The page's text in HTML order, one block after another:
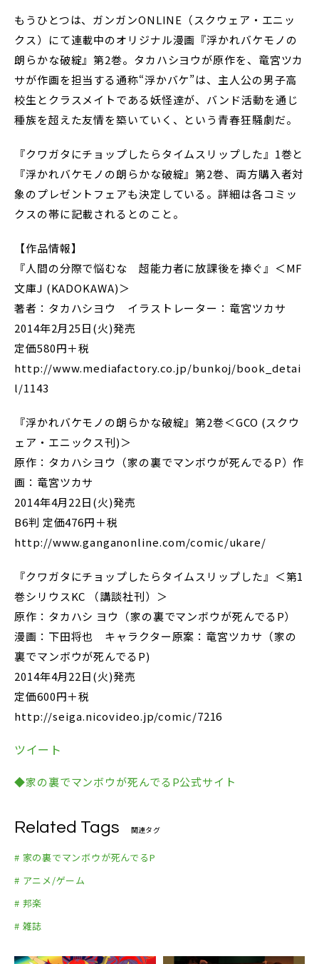
もうひとつは、ガンガンONLINE（スクウェア・エニッ
クス）にて連載中のオリジナル漫画『浮かれバケモノの
朗らかな破綻』第2巻。タカハシヨウが原作を、竜宮ツカ
サが作画を担当する通称“浮かバケ”は、主人公の男子高
校生とクラスメイトである妖怪達が、バンド活動を通じ
種族を超えた友情を築いていく、という青春狂騒劇だ。
『クワガタにチョップしたらタイムスリップした』1巻と
『浮かれバケモノの朗らかな破綻』第2巻、両方購入者対
象のプレゼントフェアも決定している。詳細は各コミッ
クスの帯に記載されるとのこと。
【作品情報】
『人間の分際で悩むな 超能力者に放課後を捧ぐ』＜MF
文庫J (KADOKAWA)＞
著者：タカハシヨウ イラストレーター：竜宮ツカサ
2014年2月25日(火)発売
定価580円＋税
http://www.mediafactory.co.jp/bunkoj/book_detai
l/1143
『浮かれバケモノの朗らかな破綻』第2巻＜GCO (スクウ
ェア・エニックス刊)＞
原作：タカハシヨウ（家の裏でマンボウが死んでるP）作
画：竜宮ツカサ
2014年4月22日(火)発売
B6判 定価476円＋税
http://www.ganganonline.com/comic/ukare/
『クワガタにチョップしたらタイムスリップした』＜第1
巻シリウスKC （講談社刊）＞
原作：タカハシ ヨウ（家の裏でマンボウが死んでるP）
漫画：下田将也 キャラクター原案：竜宮ツカサ（家の
裏でマンボウが死んでるP)
2014年4月22日(火)発売
定価600円＋税
http://seiga.nicovideo.jp/comic/7216
ツイート
◆家の裏でマンボウが死んでるP公式サイト
Related Tags 関連タグ
# 家の裏でマンボウが死んでるP
# アニメ/ゲーム
# 邦楽
# 雑誌